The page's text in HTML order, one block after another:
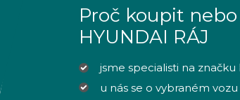
Proč koupit
HYUNDAI RÁJ
jsme specialisti na
u nás se o vybraném